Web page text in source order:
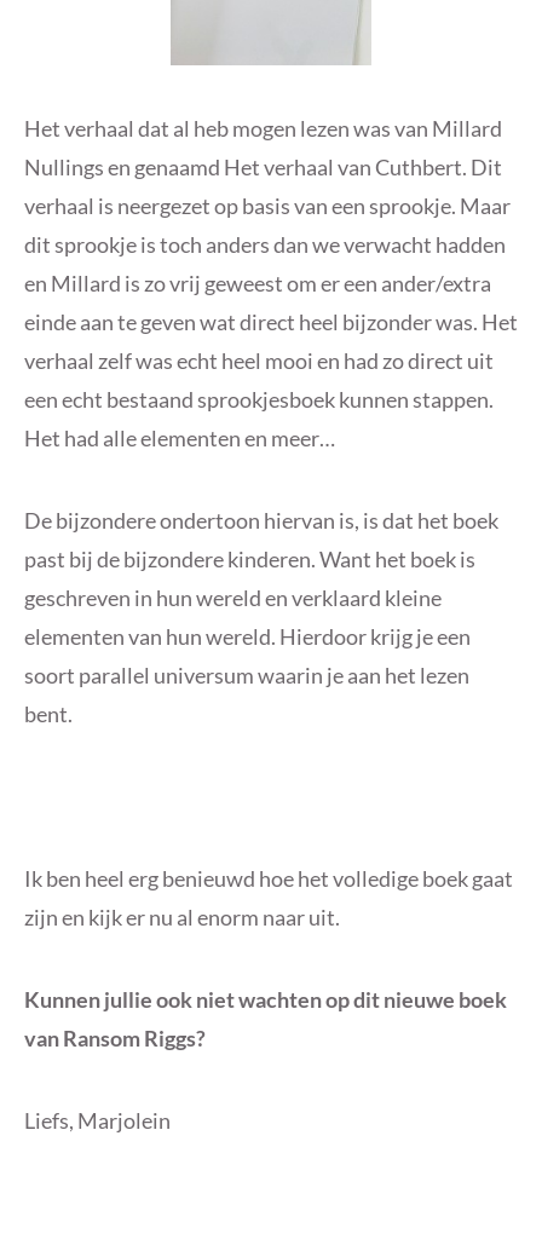
Het verhaal dat al heb mogen lezen was van Millard
Nullings en genaamd Het verhaal van Cuthbert. Dit
verhaal is neergezet op basis van een sprookje. Maar
dit sprookje is toch anders dan we verwacht hadden
en Millard is zo vrij geweest om er een ander/extra
einde aan te geven wat direct heel bijzonder was. Het
verhaal zelf was echt heel mooi en had zo direct uit
een echt bestaand sprookjesboek kunnen stappen.
Het had alle elementen en meer…
De bijzondere ondertoon hiervan is, is dat het boek
past bij de bijzondere kinderen. Want het boek is
geschreven in hun wereld en verklaard kleine
elementen van hun wereld. Hierdoor krijg je een
soort parallel universum waarin je aan het lezen
bent.
Ik ben heel erg benieuwd hoe het volledige boek gaat
zijn en kijk er nu al enorm naar uit.
Kunnen jullie ook niet wachten op dit nieuwe boek
van Ransom Riggs?
Liefs, Marjolein